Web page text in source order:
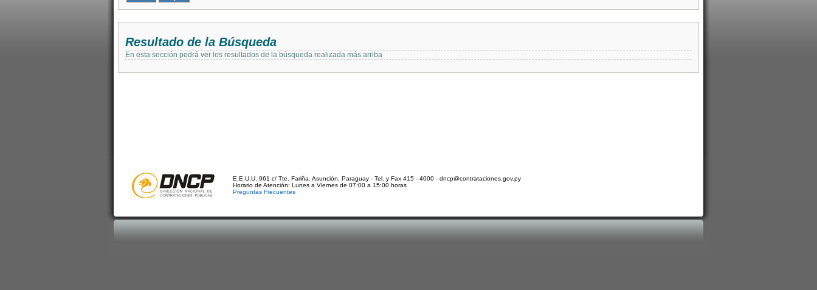
Resultado de la Búsqueda
En esta sección podrá ver los resultados de la búsqueda realizada más arriba
E.E.U.U. 961 c/ Tte. Fariña. Asunción, Paraguay - Tel. y Fax 415 - 4000 - dncp@contrataciones.gov.py
Horario de Atención: Lunes a Viernes de 07:00 a 15:00 horas
Preguntas Frecuentes